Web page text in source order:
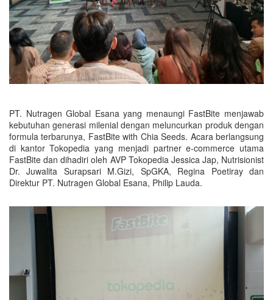
PT. Nutragen Global Esana yang menaungi FastBite menjawab
kebutuhan generasi milenial dengan meluncurkan produk dengan
formula terbarunya, FastBite with Chia Seeds. Acara berlangsung
di kantor Tokopedia yang menjadi partner e-commerce utama
FastBite dan dihadiri oleh AVP Tokopedia Jessica Jap, Nutrisionist
Dr. Juwalita Surapsari M.Gizi, SpGKA, Regina Poetiray dan
Direktur PT. Nutragen Global Esana, Philip Lauda.